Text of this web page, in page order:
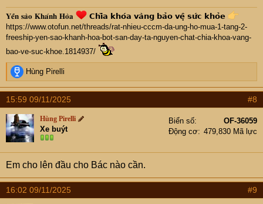
𝐘𝐞̂́𝐧 𝐬𝐚̀𝐨 𝐊𝐡𝐚́𝐧𝐡 𝐇𝐨̀𝐚
𝗖𝗵𝗶̀𝗮 𝗸𝗵𝗼́𝗮 𝘃𝗮̀𝗻𝗴 𝗯𝗮̉𝗼 𝘃𝗲̣̂ 𝘀𝘂̛́𝗰 𝗸𝗵𝗼̉𝗲
https://www.otofun.net/threads/rat-nhieu-cccm-da-ung-ho-mua-1-tang-2-
freeship-yen-sao-khanh-hoa-bot-san-day-ta-nguyen-chat-chia-khoa-vang-
bao-ve-suc-khoe.1814937/
Cụđi qua ủng hộ thì liên hệ em Thảo: 0397599246‬
R
e
a
c
t
i
o
n
s
:
Hùng Pirelli
15:59 09/11/2025 #8
Hùng Pirelli
Xe buýt
Biển số
OF-36059
Động cơ
479,830 Mã lực
Em cho lên đầu cho Bác nào cần.
16:02 09/11/2025 #9